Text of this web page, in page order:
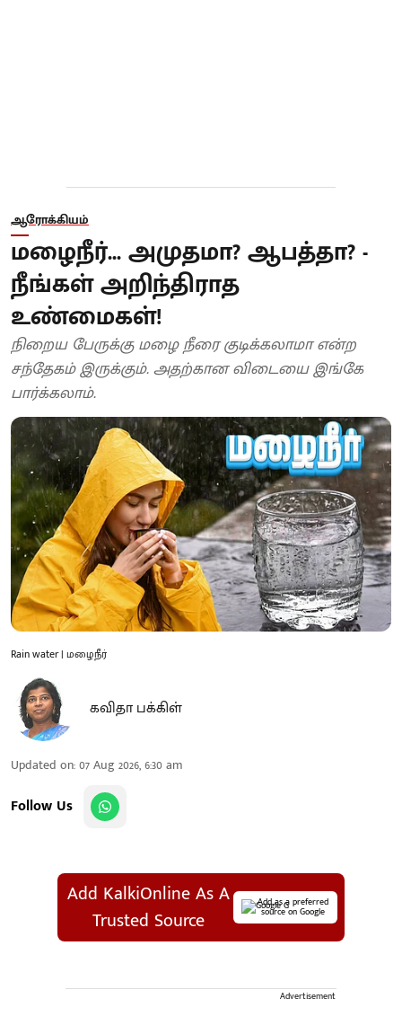
ஆரோக்கியம்
மழைநீர்... அமுதமா? ஆபத்தா? -
நீங்கள் அறிந்திராத
உண்மைகள்!
நிறைய பேருக்கு மழை நீரை குடிக்கலாமா என்ற
சந்தேகம் இருக்கும். அதற்கான விடையை இங்கே
பார்க்கலாம்.
Rain water | மழைநீர்
கவிதா பக்கிள்
Updated on:07 Aug 2026, 6:30 am
Follow Us
Add KalkiOnline As A
Trusted Source
Add as a preferred
source on Google
Advertisement